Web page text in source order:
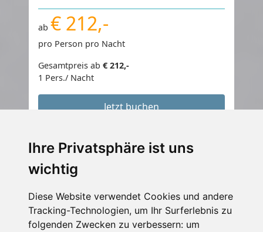
Ihre Privatsphäre ist uns
wichtig
Diese Website verwendet Cookies und andere
Tracking-Technologien, um Ihr Surferlebnis zu
folgenden Zwecken zu verbessern: um
ab € 212,-
pro Person pro Nacht
Gesamtpreis ab € 212,-
1 Pers./ Nacht
Jetzt buchen